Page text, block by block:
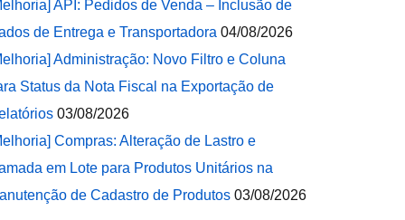
API: Pedidos de Venda – Inclusão de
de Entrega e Transportadora 04/08/2026
Administração: Novo Filtro e Coluna
Status da Nota Fiscal na Exportação de
03/08/2026
Compras: Alteração de Lastro e
em Lote para Produtos Unitários na
de Cadastro de Produtos 03/08/2026